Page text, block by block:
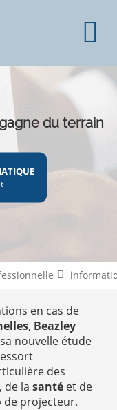
du terrain
en cas de
, Beazley
nouvelle étude
des
, de la santé et de
de projecteur.